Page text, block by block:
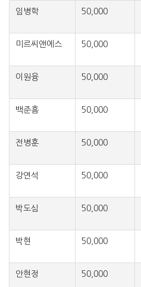
임병학 50,000
미르씨앤에스 50,000
이원융 50,000
백준흠 50,000
전병훈 50,000
강연석 50,000
박도심 50,000
박현 50,000
안현정 50,000